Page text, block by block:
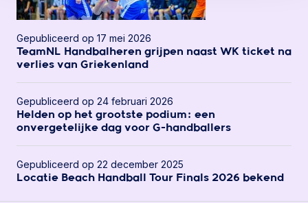
Gepubliceerd op 17 mei 2026
TeamNL Handbalheren grijpen naast WK ticket na
verlies van Griekenland
Gepubliceerd op 24 februari 2026
Helden op het grootste podium: een
onvergetelijke dag voor G-handballers
Gepubliceerd op 22 december 2025
Locatie Beach Handball Tour Finals 2026 bekend